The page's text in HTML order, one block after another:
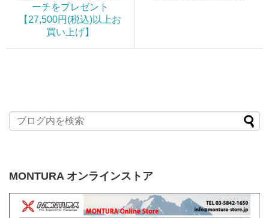
ーチをプレゼント
【27,500円(税込)以上お
買い上げ】
MONTURA オンラインストア